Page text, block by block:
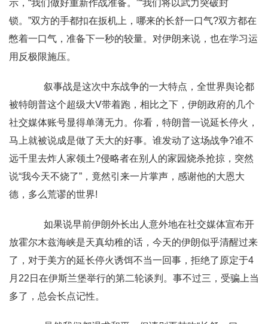
示，“我们做好重新作战准备。”“我们将以武力突破封
锁。”双方的手都扣在扳机上，哪来的长舒一口气?双方都在
憋着一口气，准备下一秒的较量。对伊朗来说，也在学习运
用反极限施压。
叙事战是这次中东战争的一大特点，全世界舆论都
被特朗普这个超级大V带着跑，相比之下，伊朗政府的几个
社交媒体账号显得单薄无力。你看，特朗普一说延长停火，
马上就被说成是做了天大的好事。谁发动了这场战争?谁不
远千里去炸人家领土?侵略者在别人的家园烧杀抢掠，突然
说“我今天不烧了”，竟然引来一片掌声，感谢他的大恩大
德，多么荒谬的世界!
如果说早前伊朗外长出人意外地在社交媒体宣布开
放霍尔木兹海峡是天真幼稚的话，今天的伊朗似乎清醒过来
了，对于美方的延长停火诱饵不当一回事，拒绝了原定于4
月22日在伊斯兰堡举行的第二轮谈判。事不过三，受骗上当
多了，总会长点记性。